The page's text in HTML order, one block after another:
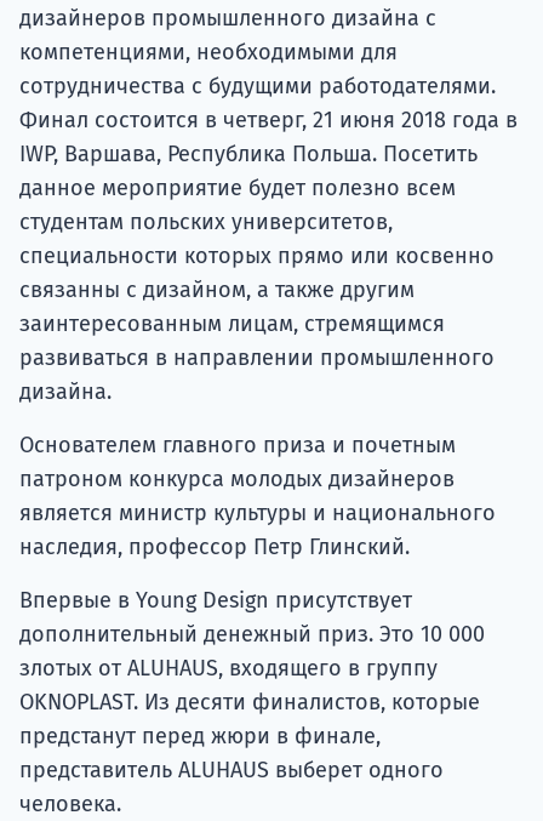
дизайнеров промышленного дизайна с
компетенциями, необходимыми для
сотрудничества с будущими работодателями.
Финал состоится в четверг, 21 июня 2018 года в
IWP, Варшава, Республика Польша. Посетить
данное мероприятие будет полезно всем
студентам польских университетов,
специальности которых прямо или косвенно
связанны с дизайном, а также другим
заинтересованным лицам, стремящимся
развиваться в направлении промышленного
дизайна.
Основателем главного приза и почетным
патроном конкурса молодых дизайнеров
является министр культуры и национального
наследия, профессор Петр Глинский.
Впервые в Young Design присутствует
дополнительный денежный приз. Это 10 000
злотых от ALUHAUS, входящего в группу
OKNOPLAST. Из десяти финалистов, которые
предстанут перед жюри в финале,
представитель ALUHAUS выберет одного
человека.